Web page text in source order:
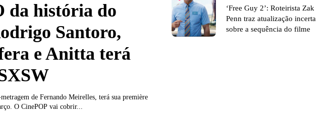
da história do
Santoro,
e Anitta terá
de Fernando Meirelles, terá sua première
O CinePOP vai cobrir...
‘Free Guy 2’: Roteirista Zak
Penn traz atualização incerta
sobre a sequência do filme